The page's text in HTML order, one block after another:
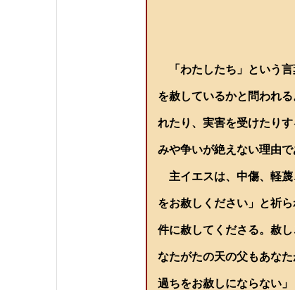
「わたしたち」という言
を赦しているかと問われ
れたり、実害を受けたり
みや争いが絶えない理由で
主イエスは、中傷、軽蔑
をお赦しください」と祈
件に赦してくださる。赦
なたがたの天の父もあな
過ちをお赦しにならない